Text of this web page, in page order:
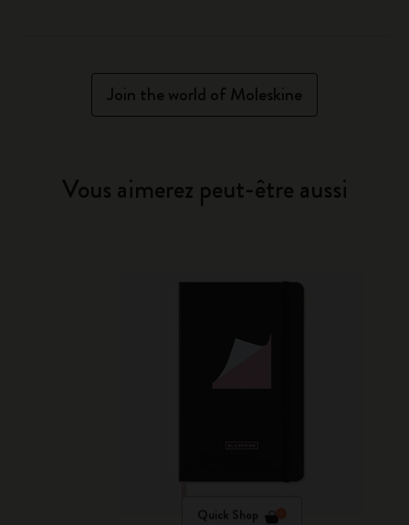
Join the world of Moleskine
Vous aimerez peut-être aussi
Quick Shop